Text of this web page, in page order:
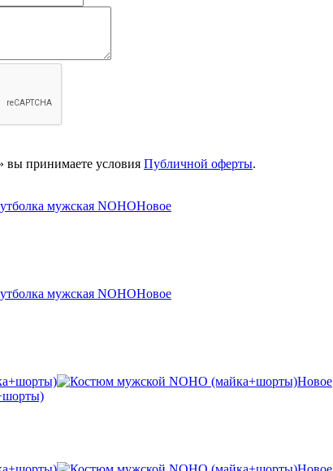
вы принимаете условия Публичной оферты.
Новое
Новое
Новое